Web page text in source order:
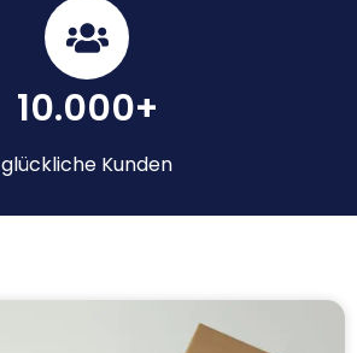
10.000+
glückliche Kunden